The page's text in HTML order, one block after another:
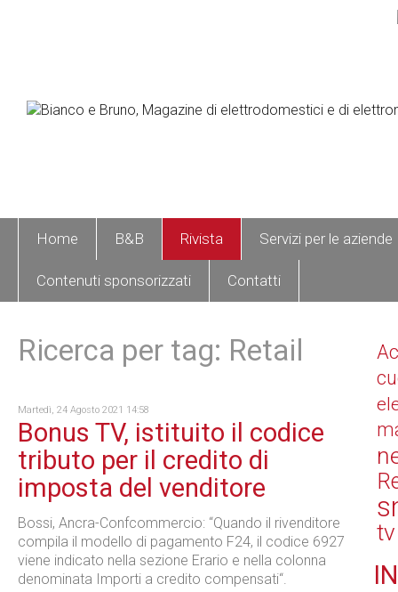
Home B&B Rivista Servizi per le aziende
Contenuti sponsorizzati Contatti
Ricerca per tag: Retail
Martedì, 24 Agosto 2021 14:58
Bonus TV, istituito il codice
tributo per il credito di
imposta del venditore
Bossi, Ancra-Confcommercio: “Quando il rivenditore
compila il modello di pagamento F24, il codice 6927
viene indicato nella sezione Erario e nella colonna
denominata Importi a credito compensati“.
tv
IN